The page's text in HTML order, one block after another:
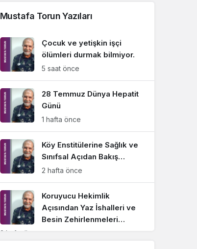
Sistem Modu
Sistem modunu seçin.
Mustafa Torun Yazıları
Çocuk ve yetişkin işçi
ölümleri durmak bilmiyor.
5 saat önce
28 Temmuz Dünya Hepatit
Günü
1 hafta önce
Köy Enstitülerine Sağlık ve
Sınıfsal Açıdan Bakış…
2 hafta önce
Koruyucu Hekimlik
Açısından Yaz İshalleri ve
Besin Zehirlenmeleri…
3 hafta önce